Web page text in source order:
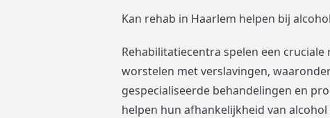
Kan rehab in Haarlem helpen bij
Rehabilitatiecentra spelen een
worstelen met verslavingen,
gespecialiseerde behandelingen en
helpen hun afhankelijkheid van